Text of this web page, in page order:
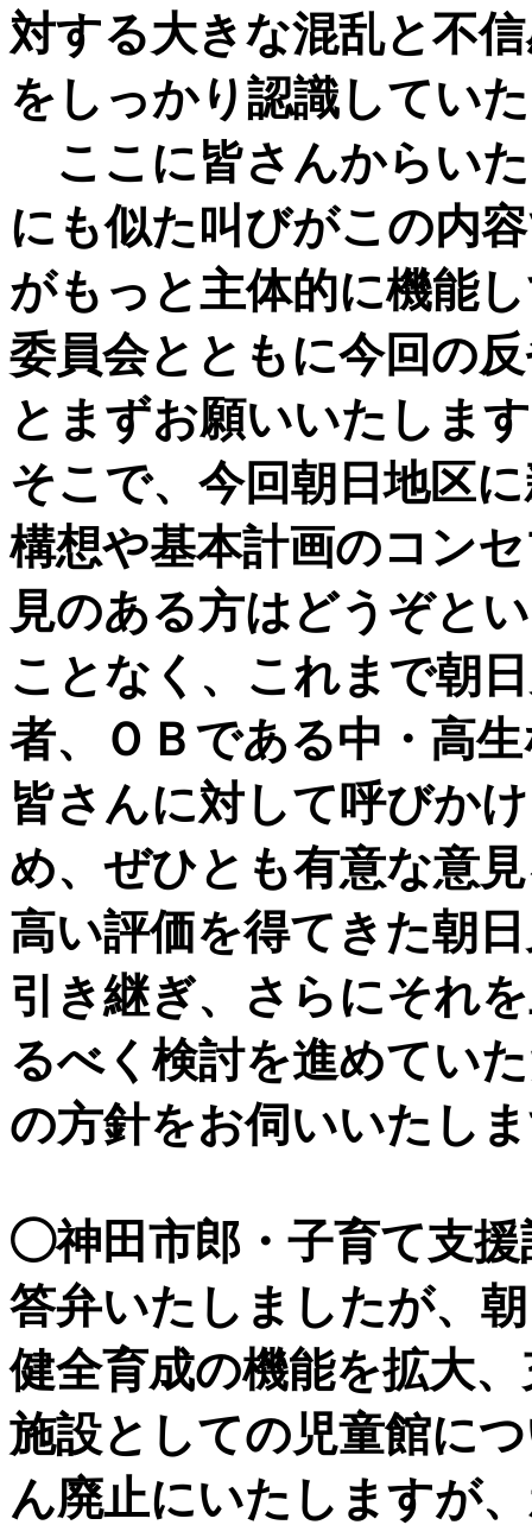
対する大きな混乱と不
をしっかり認識してい
ここに皆さんからい
にも似た叫びがこの内
がもっと主体的に機能
委員会とともに今回の
とまずお願いいたしま
そこで、今回朝日地区
構想や基本計画のコン
見のある方はどうぞと
ことなく、これまで朝
者、ＯＢである中・高
皆さんに対して呼びか
め、ぜひとも有意な意
高い評価を得てきた朝
引き継ぎ、さらにそれ
るべく検討を進めてい
の方針をお伺いいたし
◯神田市郎・子育て支
答弁いたしましたが、
健全育成の機能を拡大
施設としての児童館に
ん廃止にいたしますが